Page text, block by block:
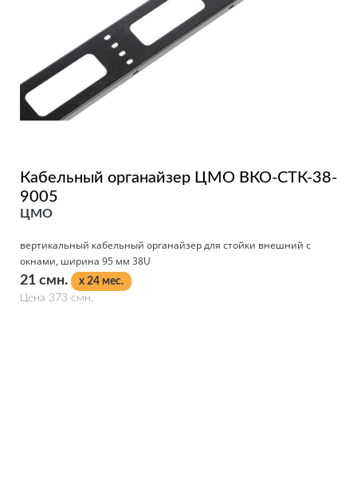
Кабельный органайзер ЦМО ВКО-СТК-38-
9005
ЦМО
вертикальный кабельный органайзер для стойки внешний с
окнами, ширина 95 мм 38U
21 смн.
x 24 мес.
Цена 373 смн.